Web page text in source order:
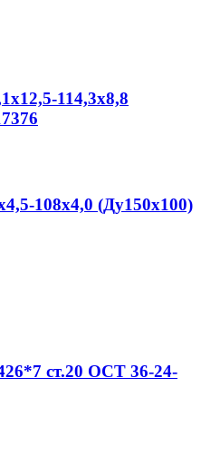
114,3х8,8
108х4,0 (Ду150х100)
ст.20 ОСТ 36-24-